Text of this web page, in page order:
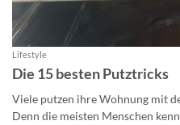
Lifestyle
Die 15 besten Putztricks
Viele putzen ihre Wohnung mit
Denn die meisten Menschen